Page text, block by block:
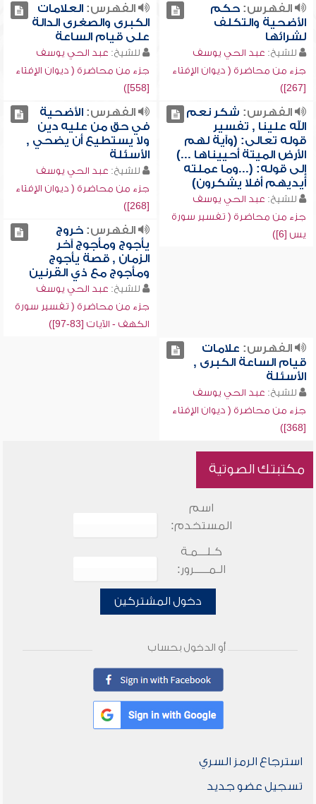
الفهرس:حكم
الأضحية والتكلف
لشرائها
للشيخ: عبد الحي يوسف
جزء من محاضرة ( ديوان الإفتاء
[267])
الفهرس:العلامات
الكبرى والصغرى الدالة
على قيام الساعة
للشيخ: عبد الحي يوسف
جزء من محاضرة ( ديوان الإفتاء
[558])
الفهرس: شكر نعم
الله علينا , تفسير
قوله تعالى: (وآية لهم
الأرض الميتة أحييناها ...)
إلى قوله: (...وما عملته
أيديهم أفلا يشكرون)
للشيخ: عبد الحي يوسف
جزء من محاضرة ( تفسير سورة
يس [6])
الفهرس:الأضحية
في حق من عليه دين
ولا يستطيع أن يضحي ,
الأسئلة
للشيخ: عبد الحي يوسف
جزء من محاضرة ( ديوان الإفتاء
[268])
الفهرس:خروج
يأجوج ومأجوج آخر
الزمان , قصة يأجوج
ومأجوج مع ذي القرنين
للشيخ: عبد الحي يوسف
جزء من محاضرة ( تفسير سورة
الكهف - الآيات [83-97])
الفهرس: علامات
قيام الساعة الكبرى ,
الأسئلة
للشيخ: عبد الحي يوسف
جزء من محاضرة ( ديوان الإفتاء
[368])
مكتبتك الصوتية
اسم
المستخدم:
كـلـــمـة
الـمـــــرور:
دخول المشتركين
أو الدخول بحساب
استرجاع الرمز السري
تسجيل عضو جديد